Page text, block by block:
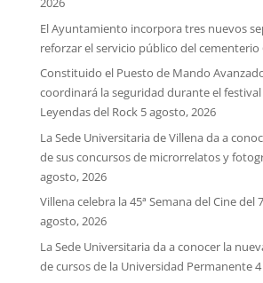
El Ayuntamiento incorpora tres nuevos
reforzar el servicio público del cementerio
Constituido el Puesto de Mando
coordinará la seguridad durante el
Leyendas del Rock 5 agosto, 2026
La Sede Universitaria de Villena da a
de sus concursos de microrrelatos y
agosto, 2026
Villena celebra la 45ª Semana del Cine del
agosto, 2026
La Sede Universitaria da a conocer la
de cursos de la Universidad Permanente